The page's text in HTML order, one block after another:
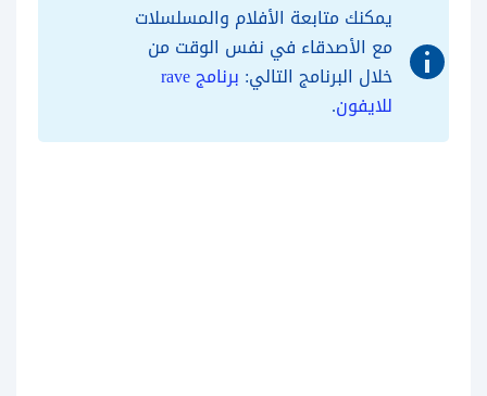
يمكنك متابعة الأفلام والمسلسلات
مع الأصدقاء في نفس الوقت من
خلال البرنامج التالي:
برنامج rave
للايفون.